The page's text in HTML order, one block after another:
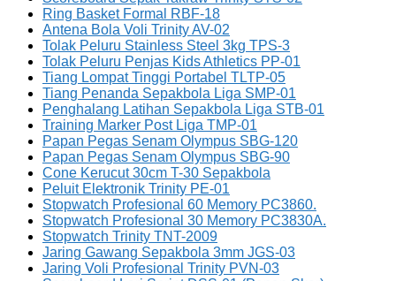
Ring Basket Formal RBF-18
Antena Bola Voli Trinity AV-02
Tolak Peluru Stainless Steel 3kg TPS-3
Tolak Peluru Penjas Kids Athletics PP-01
Tiang Lompat Tinggi Portabel TLTP-05
Tiang Penanda Sepakbola Liga SMP-01
Penghalang Latihan Sepakbola Liga STB-01
Training Marker Post Liga TMP-01
Papan Pegas Senam Olympus SBG-120
Papan Pegas Senam Olympus SBG-90
Cone Kerucut 30cm T-30 Sepakbola
Peluit Elektronik Trinity PE-01
Stopwatch Profesional 60 Memory PC3860.
Stopwatch Profesional 30 Memory PC3830A.
Stopwatch Trinity TNT-2009
Jaring Gawang Sepakbola 3mm JGS-03
Jaring Voli Profesional Trinity PVN-03